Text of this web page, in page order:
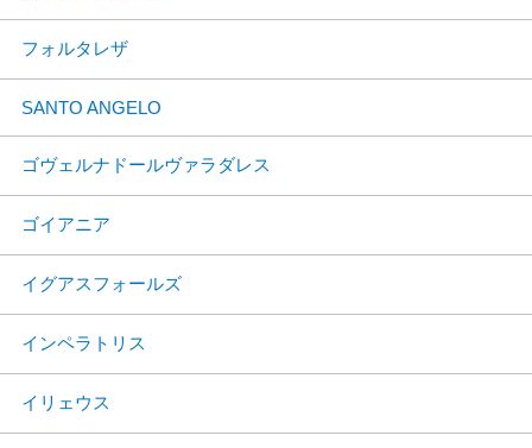
フォルタレザ
SANTO ANGELO
ゴヴェルナドールヴァラダレス
ゴイアニア
イグアスフォールズ
インペラトリス
イリェウス